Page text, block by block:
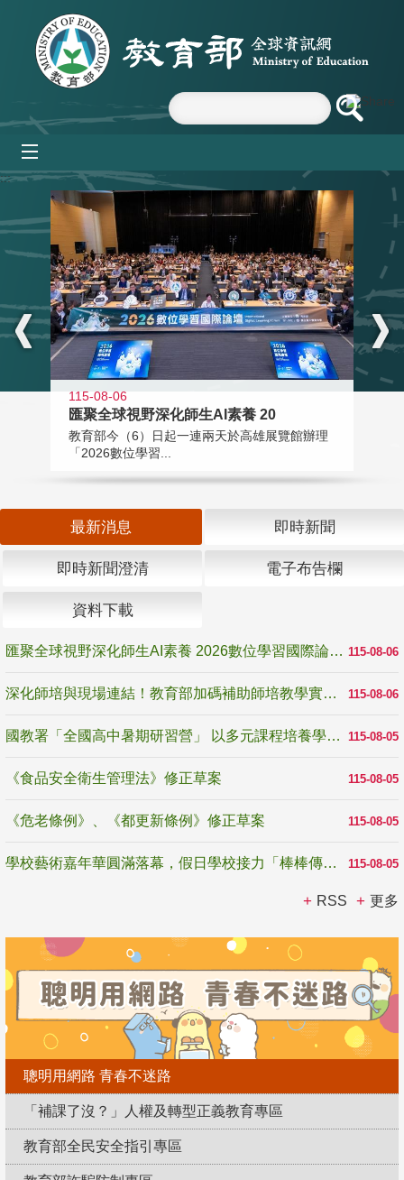
跳到主要內容區塊
:::
115-08-06
匯聚全球視野深化師生AI素養 20
教育部今（6）日起一連兩天於高雄展覽館辦理
「2026數位學習...
最新消息 即時新聞
即時新聞澄清 電子布告欄
資料下載
115-08-06
匯聚全球視野深化師生AI素養 2026數位學習國際論壇高雄登場
115-08-06
深化師培與現場連結！教育部加碼補助師培教學實踐研究 10月師培國際研討會交流教學實踐經驗
115-08-05
國教署「全國高中暑期研習營」 以多元課程培養學生瞭解誠信專業與倫理價值
115-08-05
《食品安全衛生管理法》修正草案
115-08-05
《危老條例》、《都更新條例》修正草案
115-08-05
學校藝術嘉年華圓滿落幕，假日學校接力「棒棒傳美感」
RSS 更多
聰明用網路 青春不迷路
「補課了沒？」人權及轉型正義教育專區
教育部全民安全指引專區